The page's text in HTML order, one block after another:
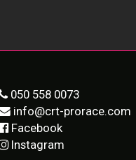
050 558 0073
info@crt-prorace.com
Facebook
Instagram